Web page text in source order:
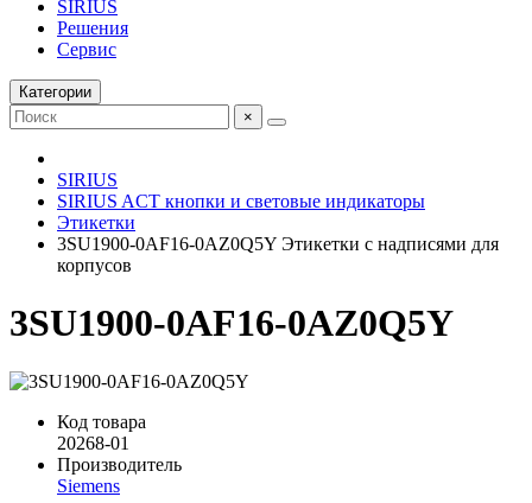
SIRIUS
Решения
Сервис
Категории
×
SIRIUS
SIRIUS ACT кнопки и световые индикаторы
Этикетки
3SU1900-0AF16-0AZ0Q5Y Этикетки с надписями для
корпусов
3SU1900-0AF16-0AZ0Q5Y
Код товара
20268-01
Производитель
Siemens